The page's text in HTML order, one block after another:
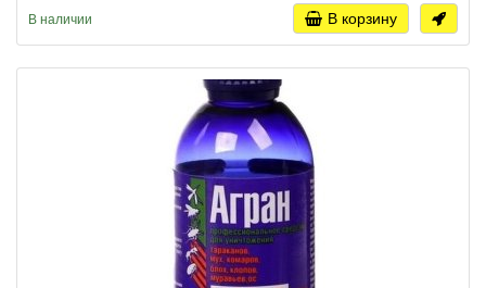
В наличии В корзину